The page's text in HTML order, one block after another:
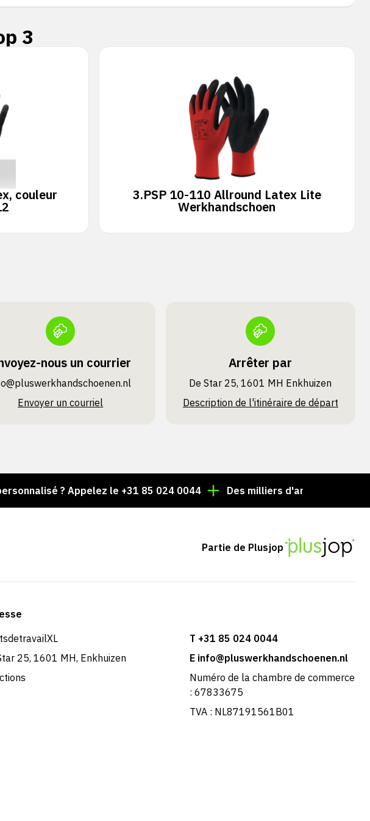
3
couleur 3.PSP 10-110 Allround Latex Lite
Werkhandschoen
nous un courrier
Envoyer un courriel
Arrêter par
De Star 25, 1601 MH Enkhuizen
Description de l'itinéraire de départ
? Appelez le +31 85 024 0044 Des milliers d'articles toujours en
Partie de Plusjop
25, 1601 MH, Enkhuizen
T +31 85 024 0044
E info@pluswerkhandschoenen.nl
Numéro de la chambre de commerce
: 67833675
TVA : NL87191561B01